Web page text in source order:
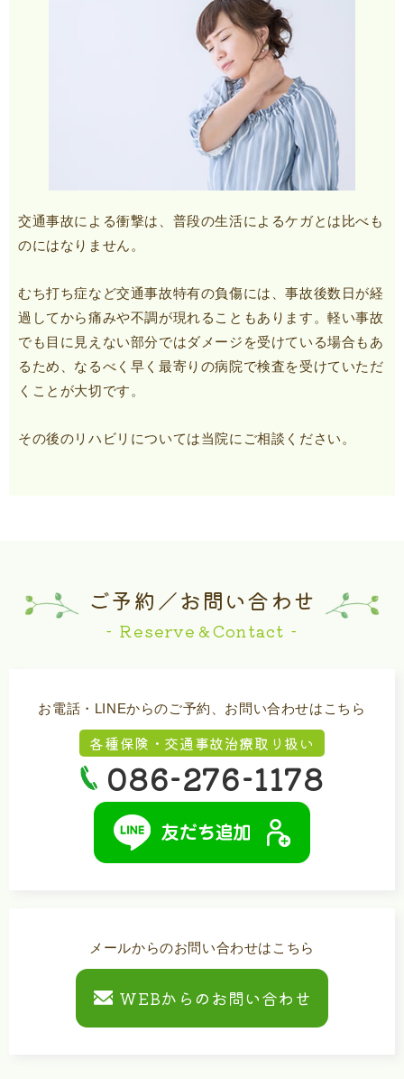
交通事故による衝撃は、普段の生活によるケガとは比べも
のにはなりません。
むち打ち症など交通事故特有の負傷には、事故後数日が経
過してから痛みや不調が現れることもあります。軽い事故
でも目に見えない部分ではダメージを受けている場合もあ
るため、なるべく早く最寄りの病院で検査を受けていただ
くことが大切です。
その後のリハビリについては当院にご相談ください。
ご予約／お問い合わせ
- Reserve＆Contact -
お電話・LINEからのご予約、お問い合わせはこちら
各種保険・交通事故治療取り扱い
086-276-1178
メールからのお問い合わせはこちら
WEBからのお問い合わせ